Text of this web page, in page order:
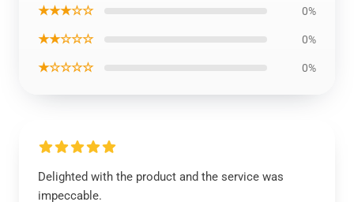
★★★☆☆ 0%
★★☆☆☆ 0%
★☆☆☆☆ 0%
Delighted with the product and the service was
impeccable.